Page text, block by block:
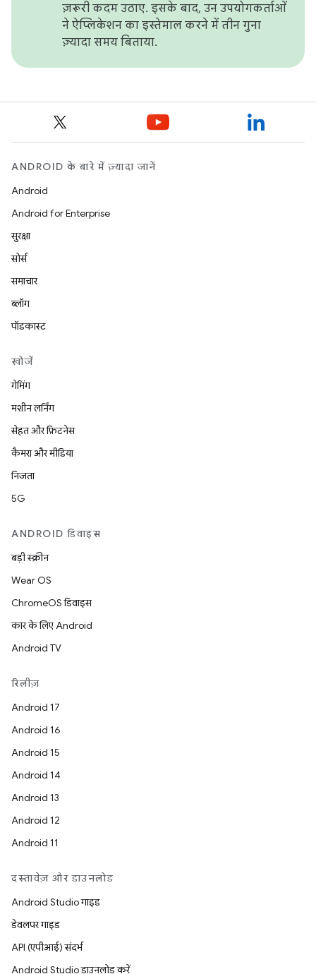
ज़रूरी कदम उठाए. इसके बाद, उन उपयोगकर्ताओं
ने ऐप्लिकेशन का इस्तेमाल करने में तीन गुना
ज़्यादा समय बिताया.
ANDROID के बारे में ज़्यादा जानें
Android
Android for Enterprise
सुरक्षा
सोर्स
समाचार
ब्लॉग
पॉडकास्ट
खोजें
गेमिंग
मशीन लर्निंग
सेहत और फ़िटनेस
कैमरा और मीडिया
निजता
5G
ANDROID डिवाइस
बड़ी स्क्रीन
Wear OS
ChromeOS डिवाइस
कार के लिए Android
Android TV
रिलीज़
Android 17
Android 16
Android 15
Android 14
Android 13
Android 12
Android 11
दस्तावेज़ और डाउनलोड
Android Studio गाइड
डेवलपर गाइड
API (एपीआई) संदर्भ
Android Studio डाउनलोड करें